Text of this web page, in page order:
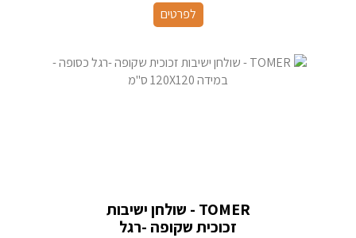
לפרטים
TOMER - שולחן ישיבות
זכוכית שקופה -רגל